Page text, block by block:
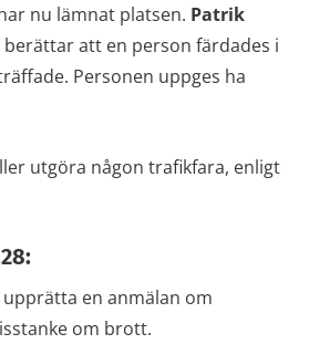
nu lämnat platsen. Patrik
berättar att en person färdades i
Personen uppges ha
utgöra någon trafikfara, enligt
en anmälan om
om brott.